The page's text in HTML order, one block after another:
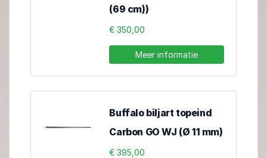
(69 cm))
€ 350,00
Meer informatie
Buffalo biljart topeind
Carbon GO WJ (Ø 11 mm)
€ 395,00